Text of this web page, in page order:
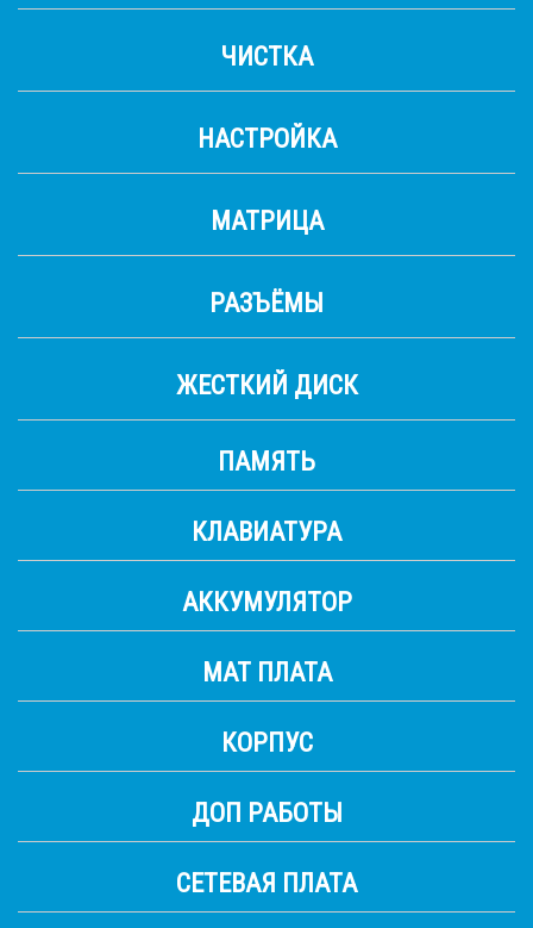
ЧИСТКА
НАСТРОЙКА
МАТРИЦА
РАЗЪЁМЫ
ЖЕСТКИЙ ДИСК
ПАМЯТЬ
КЛАВИАТУРА
АККУМУЛЯТОР
МАТ ПЛАТА
КОРПУС
ДОП РАБОТЫ
СЕТЕВАЯ ПЛАТА